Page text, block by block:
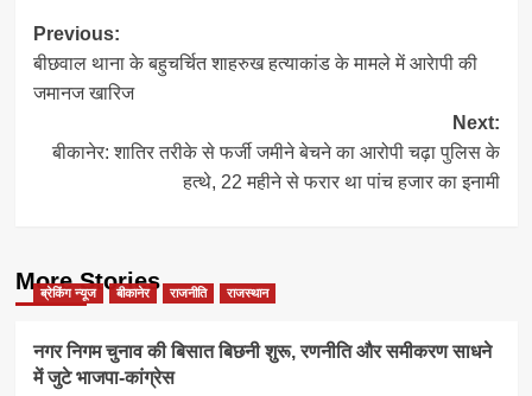
Post
navigation
Previous:
बीछवाल थाना के बहुचर्चित शाहरुख हत्याकांड के मामले में आरेापी की
जमानज खारिज
Next:
बीकानेर: शातिर तरीके से फर्जी जमीने बेचने का आरोपी चढ़ा पुलिस के
हत्थे, 22 महीने से फरार था पांच हजार का इनामी
More Stories
ब्रेकिंग न्यूज बीकानेर राजनीति राजस्थान
नगर निगम चुनाव की बिसात बिछनी शुरू, रणनीति और समीकरण साधने
में जुटे भाजपा-कांग्रेस